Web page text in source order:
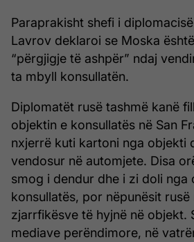
Paraprakisht shefi i
Lavrov deklaroi se Moska
“përgjigje të ashpër” ndaj
ta mbyll konsullatën.
Diplomatët rusë tashmë kanë
objektin e konsullatës në San
nxjerrë kuti kartoni nga objekti
vendosur në automjete. Disa
smog i dendur dhe i zi doli nga
konsullatës, por nëpunësit rusë
zjarrfikësve të hyjnë në objekt.
mediave perëndimore, në